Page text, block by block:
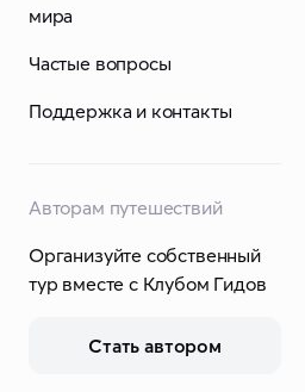
мира
Частые вопросы
Поддержка и контакты
Авторам путешествий
Организуйте собственный
тур вместе с Клубом Гидов
Стать автором